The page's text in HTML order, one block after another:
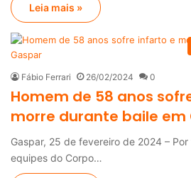
Leia mais »
Fábio Ferrari 26/02/2024 0
Homem de 58 anos
morre durante baile em
Gaspar, 25 de fevereiro de 2024 –
equipes do Corpo…